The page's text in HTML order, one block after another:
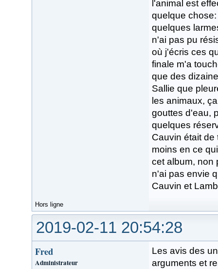
l'animal est
quelque
quelques
n'ai pas pu
où j'écris ces
finale m'a
que des
Sallie que
les animaux,
gouttes d'eau,
quelques
Cauvin était
moins en ce
cet album, non
n'ai pas envie
Cauvin et
Hors ligne
2019-02-11 20:54:28
Fred
Administrateur
Les avis des
arguments et